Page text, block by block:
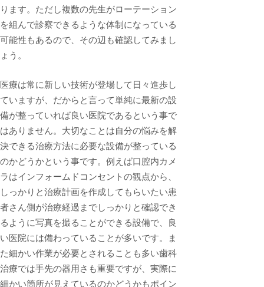
ります。ただし複数の先生がローテーション
を組んで診察できるような体制になっている
可能性もあるので、その辺も確認してみまし
ょう。
医療は常に新しい技術が登場して日々進歩し
ていますが、だからと言って単純に最新の設
備が整っていれば良い医院であるという事で
はありません。大切なことは自分の悩みを解
決できる治療方法に必要な設備が整っている
のかどうかという事です。例えば口腔内カメ
ラはインフォームドコンセントの観点から、
しっかりと治療計画を作成してもらいたい患
者さん側が治療経過までしっかりと確認でき
るように写真を撮ることができる設備で、良
い医院には備わっていることが多いです。ま
た細かい作業が必要とされることも多い歯科
治療では手先の器用さも重要ですが、実際に
細かい箇所が見えているのかどうかもポイン